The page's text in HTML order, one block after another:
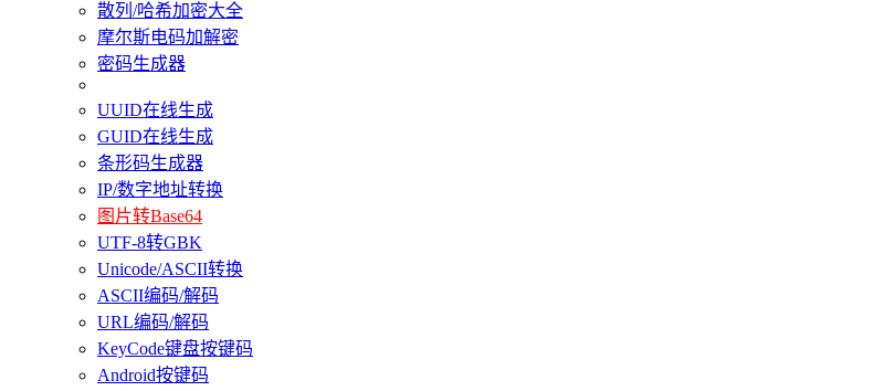
散列/哈希加密大全
摩尔斯电码加解密
密码生成器
UUID在线生成
GUID在线生成
条形码生成器
IP/数字地址转换
图片转Base64
UTF-8转GBK
Unicode/ASCII转换
ASCII编码/解码
URL编码/解码
KeyCode键盘按键码
Android按键码